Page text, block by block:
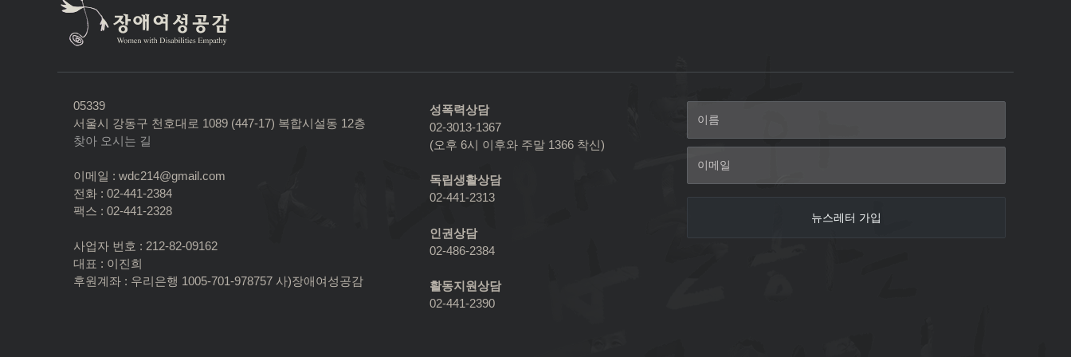
05339
서울시 강동구 천호대로 1089 (447-17) 복합시설동 12층
찾아 오시는 길
이메일 : wdc214@gmail.com
전화 : 02-441-2384
팩스 : 02-441-2328
사업자 번호 : 212-82-09162
대표 : 이진희
후원계좌 : 우리은행 1005-701-978757 사)장애여성공감
성폭력상담
02-3013-1367
(오후 6시 이후와 주말 1366 착신)
독립생활상담
02-441-2313
인권상담
02-486-2384
활동지원상담
02-441-2390